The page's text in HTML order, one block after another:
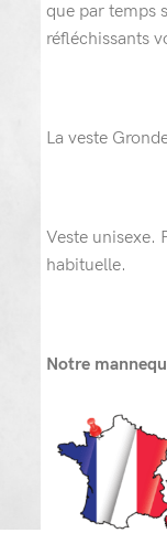
que par temps
réfléchissants
La veste
Veste unisexe.
habituelle.
Notre